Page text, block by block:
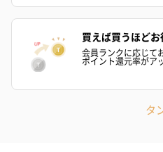
買えば買うほどお
会員ランクに応じて
ポイント還元率がア
タ